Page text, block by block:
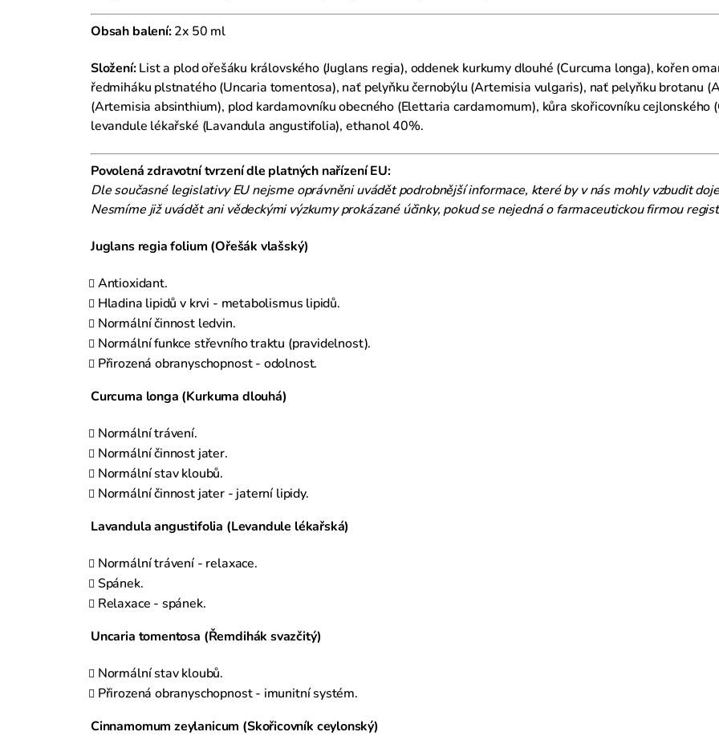
Obsah balení:2x 50 ml
Složení:List a plod ořešáku královského (Juglans regia), oddenek kurkumy dlouhé (Curcuma longa), kořen
ředmiháku plstnatého (Uncaria tomentosa), nať pelyňku černobýlu (Artemisia vulgaris), nať pelyňku brotanu
(Artemisia absinthium), plod kardamovníku obecného (Elettaria cardamomum), kůra skořicovníku cejlonského
levandule lékařské (Lavandula angustifolia), ethanol 40%.
Povolená zdravotní tvrzení dle platných nařízení EU:
Dle současné legislativy EU nejsme oprávněni uvádět podrobnější informace, které by v nás mohly vzbudit
Nesmíme již uvádět ani vědeckými výzkumy prokázané účinky, pokud se nejedná o farmaceutickou firmou
Juglans regia folium (Ořešák vlašský)
Antioxidant.
Hladina lipidů v krvi - metabolismus lipidů.
Normální činnost ledvin.
Normální funkce střevního traktu (pravidelnost).
Přirozená obranyschopnost - odolnost.
Curcuma longa (Kurkuma dlouhá)
Normální trávení.
Normální činnost jater.
Normální stav kloubů.
Normální činnost jater - jaterní lipidy.
Lavandula angustifolia (Levandule lékařská)
Normální trávení - relaxace.
Spánek.
Relaxace - spánek.
Uncaria tomentosa (Řemdihák svazčitý)
Normální stav kloubů.
Přirozená obranyschopnost - imunitní systém.
Cinnamomum zeylanicum (Skořicovník ceylonský)